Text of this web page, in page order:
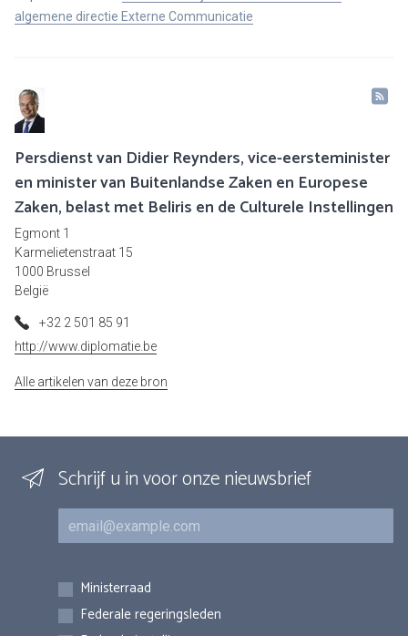
algemene directie Externe Communicatie
Persdienst van Didier Reynders, vice-eersteminister
en minister van Buitenlandse Zaken en Europese
Zaken, belast met Beliris en de Culturele Instellingen
Egmont 1
Karmelietenstraat 15
1000 Brussel
België
+32 2 501 85 91
http://www.diplomatie.be
Alle artikelen van deze bron
Schrijf u in voor onze nieuwsbrief
E-mail
Inschrijvingen
Ministerraad
Federale regeringsleden